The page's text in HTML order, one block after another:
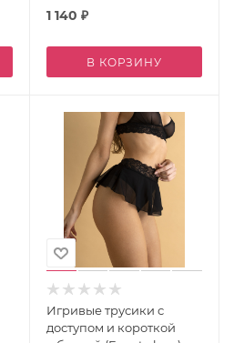
1 140 ₽
В КОРЗИНУ
Игривые трусики с
доступом и короткой